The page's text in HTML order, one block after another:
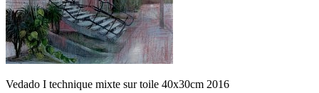
Vedado I technique mixte sur toile 40x30cm 2016